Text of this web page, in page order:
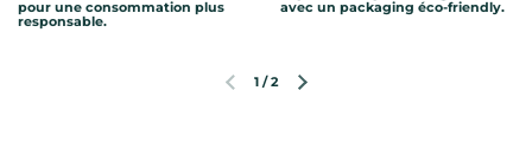
pour une consommation plus
responsable.
avec un packaging éco-friendly.
Diapositive précédente
Diapositive suivante
1 /2